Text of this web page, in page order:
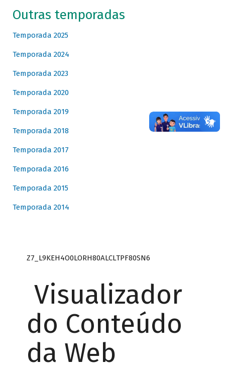
Outras temporadas
Temporada 2025
Temporada 2024
Temporada 2023
Temporada 2020
Temporada 2019
Temporada 2018
Temporada 2017
Temporada 2016
Temporada 2015
Temporada 2014
Z7_L9KEH4O0LORH80ALCLTPF80SN6
Visualizador
do Conteúdo
da Web